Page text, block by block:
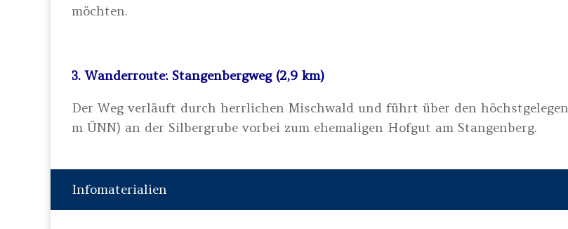
möchten.
3. Wanderroute: Stangenbergweg (2,9 km)
Der Weg verläuft durch herrlichen Mischwald und führt über den
m ÜNN) an der Silbergrube vorbei zum ehemaligen Hofgut am Stangenberg.
Infomaterialien